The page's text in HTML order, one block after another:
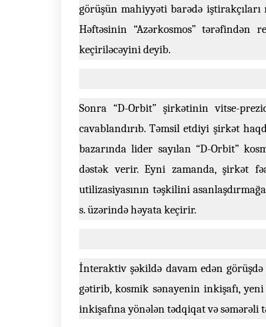
görüşün mahiyyəti barədə
Həftəsinin “Azərkosmos” tərəfindən
keçiriləcəyini deyib.
Sonra “D-Orbit” şirkətinin vitse-
cavablandırıb. Təmsil etdiyi şirkət
bazarında lider sayılan “D-Orbit”
dəstək verir. Eyni zamanda, şirkət
utilizasiyasının təşkilini
s. üzərində həyata keçirir.
İnteraktiv şəkildə davam edən görüşdə
gətirib, kosmik sənayenin inkişafı, yeni
inkişafına yönələn tədqiqat və səmərəli